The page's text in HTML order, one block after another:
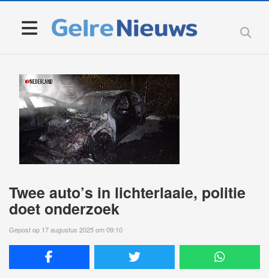
Twee auto’s in lichterlaaie, politie
doet onderzoek
Gepost op 17 augustus 2025 om 09:10